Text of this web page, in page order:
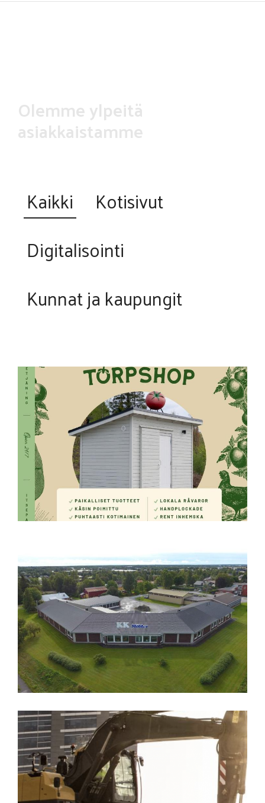
Olemme ylpeitä
asiakkaistamme
Kaikki
Kotisivut
Digitalisointi
Kunnat ja kaupungit
Torp Handelsträdgård
KK Möbler
Lassas - varaosien